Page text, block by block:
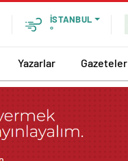
İSTANBUL
°
Yazarlar Gazeteler